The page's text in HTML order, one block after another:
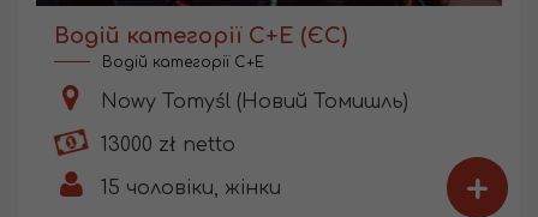
Водій категорії С+Е (ЄС)
Водій категорії C+E
Nowy Tomyśl (Новий Томишль)
13000 zł netto
15 чоловіки, жінки +